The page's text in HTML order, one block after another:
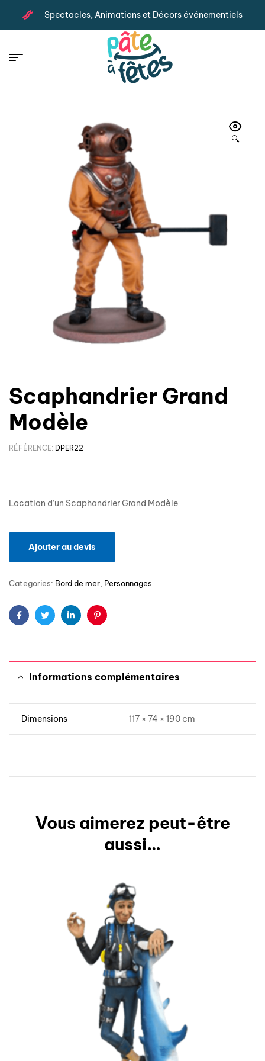
Spectacles, Animations et Décors événementiels
🔍
Scaphandrier Grand
Modèle
RÉFÉRENCE: DPER22
Location d’un Scaphandrier Grand Modèle
Ajouter au devis
Categories: Bord de mer Personnages
FacebookTwitterLinkedinPinterest
Informations complémentaires
Dimensions 117 × 74 × 190 cm
Vous aimerez peut-être
aussi…